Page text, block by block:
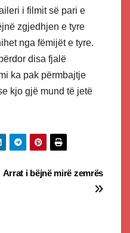
i filmit së pari e
zgjedhjen e tyre
nga fëmijët e tyre.
disa fjalë
ka pak përmbajtje
kjo gjë mund të jetë
Arrat i bëjnë mirë zemrës